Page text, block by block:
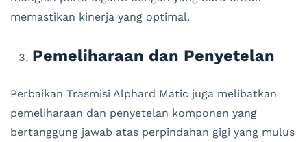
memastikan kinerja yang optimal.
Pemeliharaan dan Penyetelan
Perbaikan Trasmisi Alphard Matic juga melibatkan
pemeliharaan dan penyetelan komponen yang
bertanggung jawab atas perpindahan gigi yang mulus